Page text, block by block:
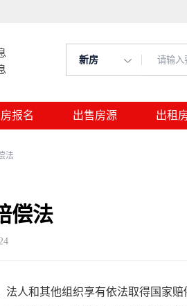
新房
报名 出售房源 出租
法
偿法
其他组织享有依法取得国家赔